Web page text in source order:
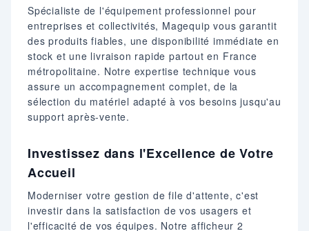
Spécialiste de l'équipement professionnel pour
entreprises et collectivités, Magequip vous garantit
des produits fiables, une disponibilité immédiate en
stock et une livraison rapide partout en France
métropolitaine. Notre expertise technique vous
assure un accompagnement complet, de la
sélection du matériel adapté à vos besoins jusqu'au
support après-vente.
Investissez dans l'Excellence de Votre
Accueil
Moderniser votre gestion de file d'attente, c'est
investir dans la satisfaction de vos usagers et
l'efficacité de vos équipes. Notre afficheur 2